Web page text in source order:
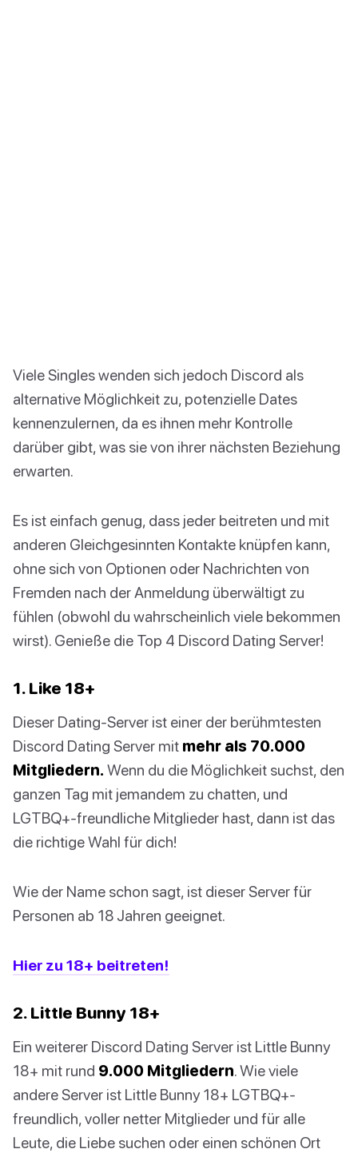
Viele Singles wenden sich jedoch Discord als
alternative Möglichkeit zu, potenzielle Dates
kennenzulernen, da es ihnen mehr Kontrolle
darüber gibt, was sie von ihrer nächsten Beziehung
erwarten.
Es ist einfach genug, dass jeder beitreten und mit
anderen Gleichgesinnten Kontakte knüpfen kann,
ohne sich von Optionen oder Nachrichten von
Fremden nach der Anmeldung überwältigt zu
fühlen (obwohl du wahrscheinlich viele bekommen
wirst). Genieße die Top 4 Discord Dating Server!
1. Like 18+
Dieser Dating-Server ist einer der berühmtesten
Discord Dating Server mit mehr als 70.000
Mitgliedern. Wenn du die Möglichkeit suchst, den
ganzen Tag mit jemandem zu chatten, und
LGTBQ+-freundliche Mitglieder hast, dann ist das
die richtige Wahl für dich!
Wie der Name schon sagt, ist dieser Server für
Personen ab 18 Jahren geeignet.
Hier zu 18+ beitreten!
2. Little Bunny 18+
Ein weiterer Discord Dating Server ist Little Bunny
18+ mit rund 9.000 Mitgliedern. Wie viele
andere Server ist Little Bunny 18+ LGTBQ+-
freundlich, voller netter Mitglieder und für alle
Leute, die Liebe suchen oder einen schönen Ort